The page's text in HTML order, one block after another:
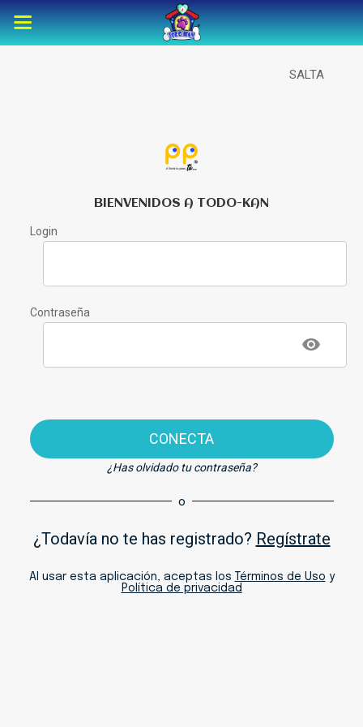
SALTA
BIENVENIDOS A TODO-KAN
Login
Contraseña
CONECTA
¿Has olvidado tu contraseña?
o
¿Todavía no te has registrado? Regístrate
Al usar esta aplicación, aceptas los Términos de Uso y
Política de privacidad